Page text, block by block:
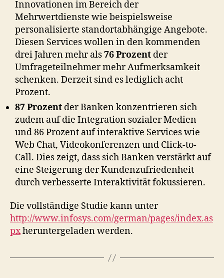
Innovationen im Bereich der
Mehrwertdienste wie beispielsweise
personalisierte standortabhängige Angebote.
Diesen Services wollen in den kommenden
drei Jahren mehr als76 Prozent der
Umfrageteilnehmer mehr Aufmerksamkeit
schenken. Derzeit sind es lediglich acht
Prozent.
87 Prozent der Banken konzentrieren sich
zudem auf die Integration sozialer Medien
und 86 Prozent auf interaktive Services wie
Web Chat, Videokonferenzen und Click-to-
Call. Dies zeigt, dass sich Banken verstärkt auf
eine Steigerung der Kundenzufriedenheit
durch verbesserte Interaktivität fokussieren.
Die vollständige Studie kann unter
http://www.infosys.com/german/pages/index.as
pxheruntergeladen werden.